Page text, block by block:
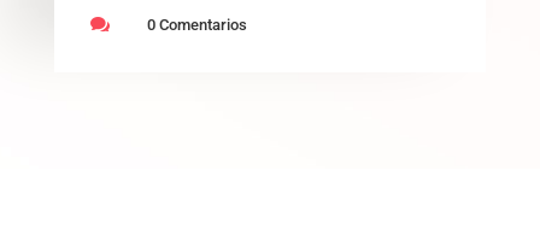
 0 Comentarios